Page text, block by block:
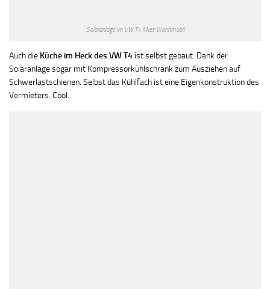
Solaranlage im VW T4 Miet-Wohnmobil
Auch die Küche im Heck des VW T4 ist selbst gebaut. Dank der
Solaranlage sogar mit Kompressorkühlschrank zum Ausziehen auf
Schwerlastschienen. Selbst das Kühlfach ist eine Eigenkonstruktion des
Vermieters. Cool.